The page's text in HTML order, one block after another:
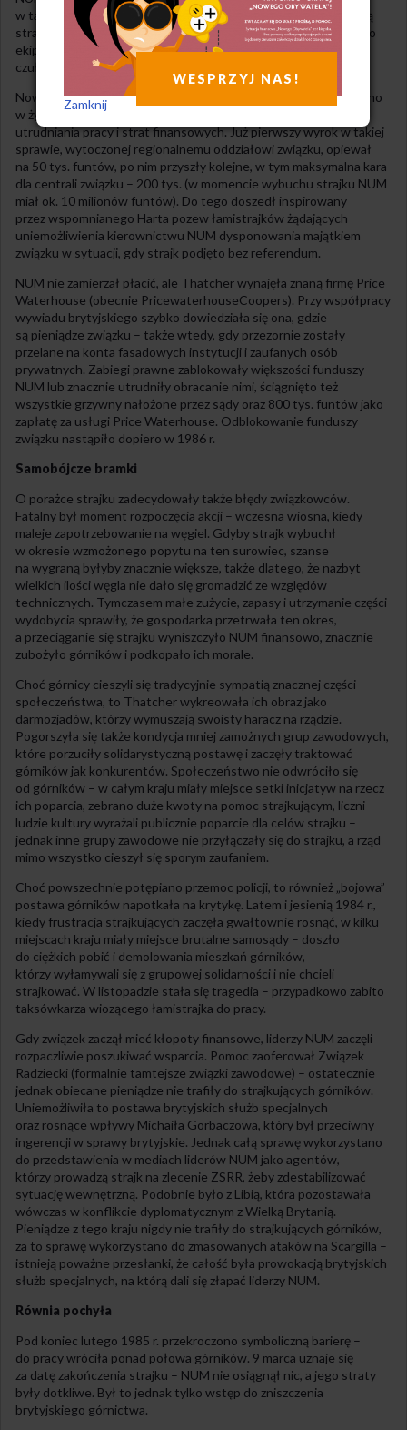
w tarapaty. Duże wydatki wiązały się z prowadzoną działalnością
strajkową, m.in. finansowaniem wyjazdów na pikiety. Dodatkowo
ekipa Thatcher stworzyła wyrafinowany plan uderzenia w ten
czuły punkt związku.
Nowe ustawodawstwo związkowe po raz pierwszy wprowadzono
w życie. Do sądów trafiły pozwy przeciwko NUM, dotyczące
utrudniania pracy i strat finansowych. Już pierwszy wyrok w takiej
sprawie, wytoczonej regionalnemu oddziałowi związku, opiewał
na 50 tys. funtów, po nim przyszły kolejne, w tym maksymalna kara
dla centrali związku – 200 tys. (w momencie wybuchu strajku NUM
miał ok. 10 milionów funtów). Do tego doszedł inspirowany
przez wspomnianego Harta pozew łamistrajków żądających
uniemożliwienia kierownictwu NUM dysponowania majątkiem
związku w sytuacji, gdy strajk podjęto bez referendum.
NUM nie zamierzał płacić, ale Thatcher wynajęła znaną firmę Price
Waterhouse (obecnie PricewaterhouseCoopers). Przy współpracy
wywiadu brytyjskiego szybko dowiedziała się ona, gdzie
są pieniądze związku – także wtedy, gdy przezornie zostały
przelane na konta fasadowych instytucji i zaufanych osób
prywatnych. Zabiegi prawne zablokowały większości funduszy
NUM lub znacznie utrudniły obracanie nimi, ściągnięto też
wszystkie grzywny nałożone przez sądy oraz 800 tys. funtów jako
zapłatę za usługi Price Waterhouse. Odblokowanie funduszy
związku nastąpiło dopiero w 1986 r.
Samobójcze bramki
O porażce strajku zadecydowały także błędy związkowców.
Fatalny był moment rozpoczęcia akcji – wczesna wiosna, kiedy
maleje zapotrzebowanie na węgiel. Gdyby strajk wybuchł
w okresie wzmożonego popytu na ten surowiec, szanse
na wygraną byłyby znacznie większe, także dlatego, że nazbyt
wielkich ilości węgla nie dało się gromadzić ze względów
technicznych. Tymczasem małe zużycie, zapasy i utrzymanie części
wydobycia sprawiły, że gospodarka przetrwała ten okres,
a przeciąganie się strajku wyniszczyło NUM finansowo, znacznie
zubożyło górników i podkopało ich morale.
Choć górnicy cieszyli się tradycyjnie sympatią znacznej części
społeczeństwa, to Thatcher wykreowała ich obraz jako
darmozjadów, którzy wymuszają swoisty haracz na rządzie.
Pogorszyła się także kondycja mniej zamożnych grup zawodowych,
które porzuciły solidarystyczną postawę i zaczęły traktować
górników jak konkurentów. Społeczeństwo nie odwróciło się
od górników – w całym kraju miały miejsce setki inicjatyw na rzecz
ich poparcia, zebrano duże kwoty na pomoc strajkującym, liczni
ludzie kultury wyrażali publicznie poparcie dla celów strajku –
jednak inne grupy zawodowe nie przyłączały się do strajku, a rząd
mimo wszystko cieszył się sporym zaufaniem.
Choć powszechnie potępiano przemoc policji, to również „bojowa”
postawa górników napotkała na krytykę. Latem i jesienią 1984 r.,
kiedy frustracja strajkujących zaczęła gwałtownie rosnąć, w kilku
miejscach kraju miały miejsce brutalne samosądy – doszło
do ciężkich pobić i demolowania mieszkań górników,
którzy wyłamywali się z grupowej solidarności i nie chcieli
strajkować. W listopadzie stała się tragedia – przypadkowo zabito
taksówkarza wiozącego łamistrajka do pracy.
Gdy związek zaczął mieć kłopoty finansowe, liderzy NUM zaczęli
rozpaczliwie poszukiwać wsparcia. Pomoc zaoferował Związek
Radziecki (formalnie tamtejsze związki zawodowe) – ostatecznie
jednak obiecane pieniądze nie trafiły do strajkujących górników.
Uniemożliwiła to postawa brytyjskich służb specjalnych
oraz rosnące wpływy Michaiła Gorbaczowa, który był przeciwny
ingerencji w sprawy brytyjskie. Jednak całą sprawę wykorzystano
do przedstawienia w mediach liderów NUM jako agentów,
którzy prowadzą strajk na zlecenie ZSRR, żeby zdestabilizować
sytuację wewnętrzną. Podobnie było z Libią, która pozostawała
wówczas w konflikcie dyplomatycznym z Wielką Brytanią.
Pieniądze z tego kraju nigdy nie trafiły do strajkujących górników,
za to sprawę wykorzystano do zmasowanych ataków na Scargilla –
istnieją poważne przesłanki, że całość była prowokacją brytyjskich
służb specjalnych, na którą dali się złapać liderzy NUM.
Równia pochyła
Pod koniec lutego 1985 r. przekroczono symboliczną barierę –
do pracy wróciła ponad połowa górników. 9 marca uznaje się
za datę zakończenia strajku – NUM nie osiągnął nic, a jego straty
były dotkliwe. Był to jednak tylko wstęp do zniszczenia
brytyjskiego górnictwa.
WESPRZYJ NAS!
Zamknij